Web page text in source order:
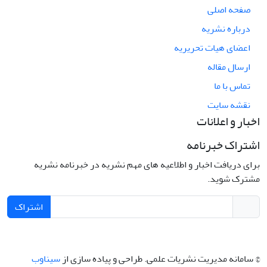
صفحه اصلی
درباره نشریه
اعضای هیات تحریریه
ارسال مقاله
تماس با ما
نقشه سایت
اخبار و اعلانات
اشتراک خبرنامه
برای دریافت اخبار و اطلاعیه های مهم نشریه در خبرنامه نشریه
مشترک شوید.
اشتراک
© سامانه مدیریت نشریات علمی.طراحی و پیاده سازی از سیناوب